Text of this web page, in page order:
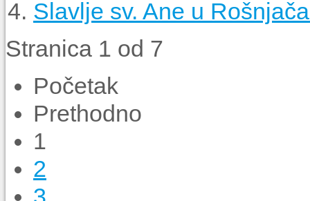
Slavlje sv. Ane u
Stranica 1 od 7
Početak
Prethodno
1
2